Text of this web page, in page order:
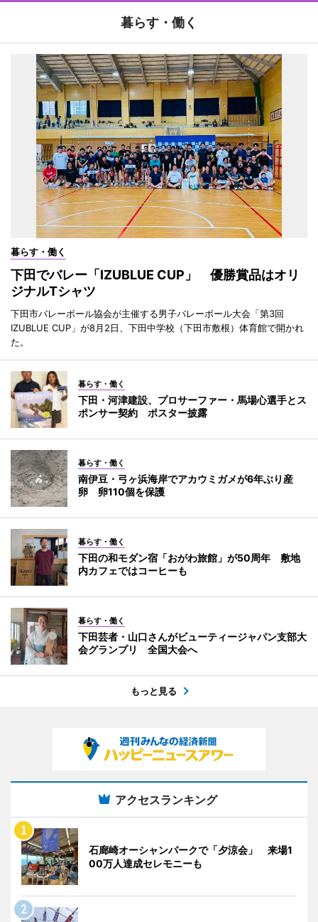
暮らす・働く
暮らす・働く
下田でバレー「IZUBLUE CUP」 優勝賞品はオリ
ジナルTシャツ
下田市バレーボール協会が主催する男子バレーボール大会「第3回
IZUBLUE CUP」が8月2日、下田中学校（下田市敷根）体育館で開かれ
た。
暮らす・働く
下田・河津建設、プロサーファー・馬場心選手とス
ポンサー契約 ポスター披露
暮らす・働く
南伊豆・弓ヶ浜海岸でアカウミガメが6年ぶり産
卵 卵110個を保護
暮らす・働く
下田の和モダン宿「おがわ旅館」が50周年 敷地
内カフェではコーヒーも
暮らす・働く
下田芸者・山口さんがビューティージャパン支部大
会グランプリ 全国大会へ
もっと見る
アクセスランキング
石廊崎オーシャンパークで「夕涼会」 来場1
00万人達成セレモニーも